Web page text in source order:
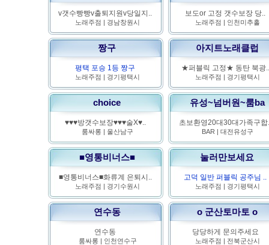
v갯수빵빵v출퇴지원v당일지..
노래주점 | 경남창원시
보도or 고정 갯수보장 당..
노래주점 | 인천미추홀
짱구
평택 포승 1등 짱구
노래주점 | 경기평택시
아지트노래클럽
★퍼블릭 고정★ 동탄 북광..
노래주점 | 경기평택시
choice
♥♥♥방갯수보장♥♥♥술X♥..
룸싸롱 | 울산남구
유성~넘버원~룸ba
초보환영20대30대가족구합
BAR | 대전유성구
■영통비너스■
■영통비너스■화류계 은퇴시..
노래주점 | 경기수원시
눌러만보세요
고덕 일반 퍼블릭 공주님 ..
노래주점 | 경기평택시
연수동
연수동
룸싸롱 | 인천연수구
o 군산토마토 o
당당하게 문의주세요
노래주점 | 전북군산시